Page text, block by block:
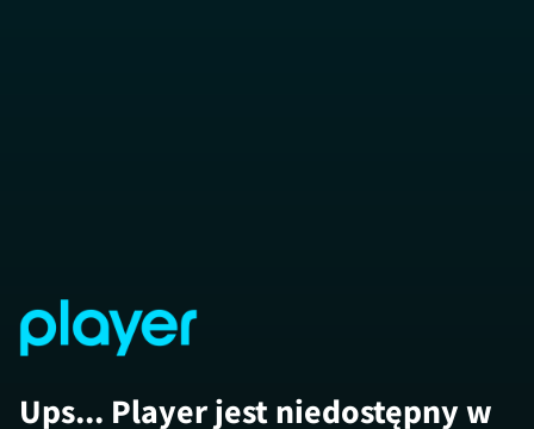
Ups... Player jest niedostępny w